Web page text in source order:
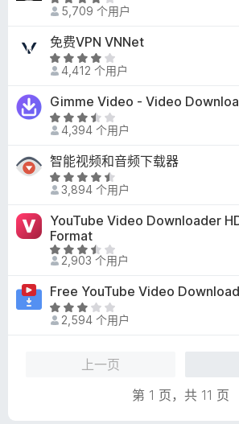
3
5
分
4
/
5
5,709 个用户
免费VPN VNNet
评
分
4
/
5
4,412 个用户
Gimme Video - Video
评
分
3
4
5
4,394 个用户
智能视频和音频下载器
评
分
4
.
3
/
3,894 个用户
YouTube Video Downloader
Format
评
分
3
.
3
2,903 个用户
Free YouTube Video
评
分 2,594 个用户
上一页
第 1 页，共 11 页